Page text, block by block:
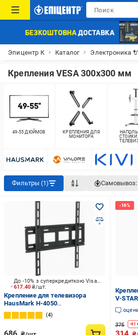
Эпицентр К Каталог Электроника
Крепления VESA 300x300 мм
49-55 ДЮЙМОВ
КРЕПЛЕНИЯ ДЛЯ
МОНИТОРА
СТОЙКИ
Фильтры (1) Самовывоз:
617.40₴/шт.
До -10% з суперкредиткою Visa Вигода
Крепление для телевизора
HausMark H-4050
фиксированные 30"-65" черный
4
V-
375 -61